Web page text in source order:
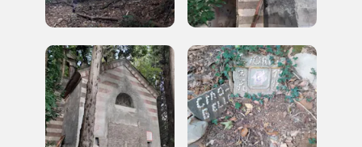
Ingresso gratuito
Museo
Sansevero
Napoli
Palazzo Strozzi
Firenze